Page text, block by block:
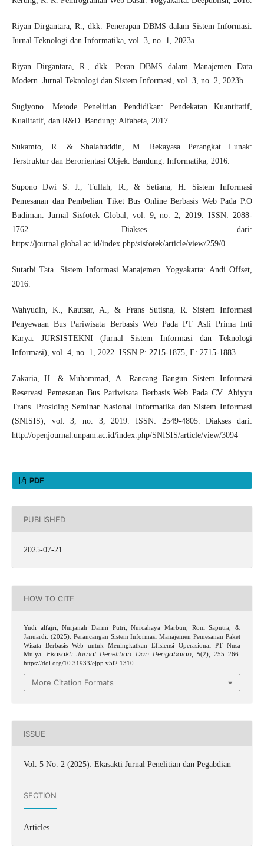
Riyan Dirgantara, R., dkk. Penerapan DBMS dalam Sistem Informasi.
Jurnal Teknologi dan Informatika, vol. 3, no. 1, 2023a.
Riyan Dirgantara, R., dkk. Peran DBMS dalam Manajemen Data
Modern. Jurnal Teknologi dan Sistem Informasi, vol. 3, no. 2, 2023b.
Sugiyono. Metode Penelitian Pendidikan: Pendekatan Kuantitatif,
Kualitatif, dan R&D. Bandung: Alfabeta, 2017.
Sukamto, R. & Shalahuddin, M. Rekayasa Perangkat Lunak:
Terstruktur dan Berorientasi Objek. Bandung: Informatika, 2016.
Supono Dwi S. J., Tullah, R., & Setiana, H. Sistem Informasi
Pemesanan dan Pembelian Tiket Bus Online Berbasis Web Pada P.O
Budiman. Jurnal Sisfotek Global, vol. 9, no. 2, 2019. ISSN: 2088-
1762. Diakses dari:
https://journal.global.ac.id/index.php/sisfotek/article/view/259/0
Sutarbi Tata. Sistem Informasi Manajemen. Yogyakarta: Andi Offset,
2016.
Wahyudin, K., Kautsar, A., & Frans Sutisna, R. Sistem Informasi
Penyewaan Bus Pariwisata Berbasis Web Pada PT Asli Prima Inti
Karya. JURSISTEKNI (Jurnal Sistem Informasi dan Teknologi
Informasi), vol. 4, no. 1, 2022. ISSN P: 2715-1875, E: 2715-1883.
Zakaria, H. & Muhammad, A. Rancang Bangun Sistem Informasi
Reservasi Pemesanan Bus Pariwisata Berbasis Web Pada CV. Abiyyu
Trans. Prosiding Seminar Nasional Informatika dan Sistem Informasi
(SNISIS), vol. 3, no. 3, 2019. ISSN: 2549-4805. Diakses dari:
http://openjournal.unpam.ac.id/index.php/SNISIS/article/view/3094
PDF
PUBLISHED
2025-07-21
HOW TO CITE
Yudi alfajri, Nurjanah Darmi Putri, Nurcahaya Marbun, Roni Saputra, &
Januardi. (2025). Perancangan Sistem Informasi Manajemen Pemesanan Paket
Wisata Berbasis Web untuk Meningkatkan Efisiensi Operasional PT Nusa
Mulya. Ekasakti Jurnal Penelitian Dan Pengabdian, 5(2), 255–266.
https://doi.org/10.31933/ejpp.v5i2.1310
More Citation Formats
ISSUE
Vol. 5 No. 2 (2025): Ekasakti Jurnal Penelitian dan Pegabdian
SECTION
Articles